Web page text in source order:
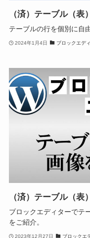
（済）テーブル（
テーブルの行を個別に自
2024年1月4日 ブロックエデ
（済）テーブル（
ブロックエディターでテ
をご紹介。
2023年12月27日 ブロックエ